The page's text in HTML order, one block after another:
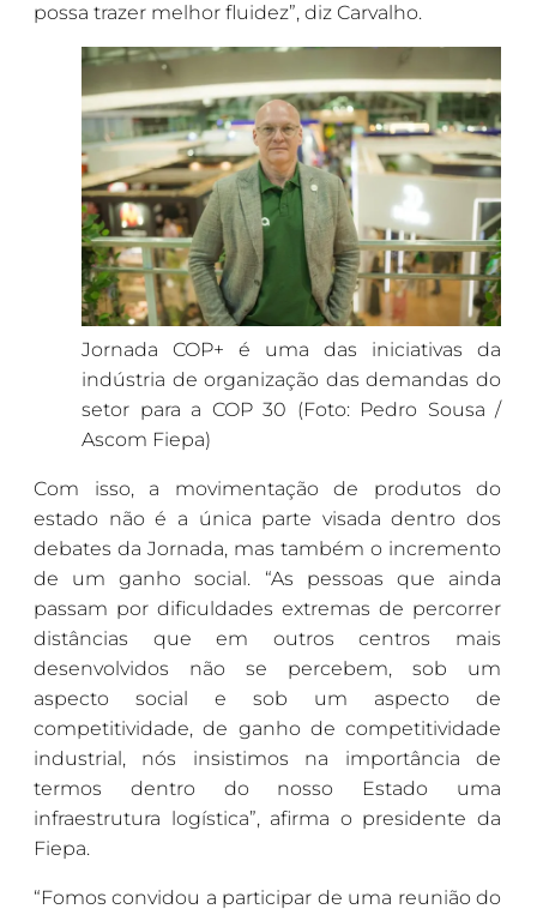
possa trazer melhor fluidez”, diz Carvalho.
Jornada COP+ é uma das iniciativas da
indústria de organização das demandas do
setor para a COP 30 (Foto: Pedro Sousa /
Ascom Fiepa)
Com isso, a movimentação de produtos do
estado não é a única parte visada dentro dos
debates da Jornada, mas também o incremento
de um ganho social. “As pessoas que ainda
passam por dificuldades extremas de percorrer
distâncias que em outros centros mais
desenvolvidos não se percebem, sob um
aspecto social e sob um aspecto de
competitividade, de ganho de competitividade
industrial, nós insistimos na importância de
termos dentro do nosso Estado uma
infraestrutura logística”, afirma o presidente da
Fiepa.
“Fomos convidou a participar de uma reunião do